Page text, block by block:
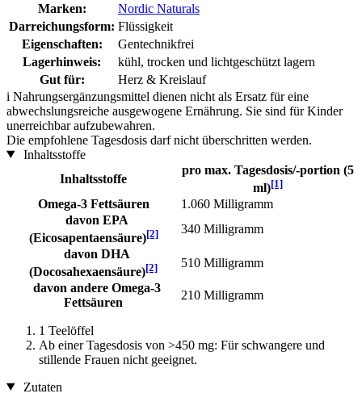
Marken:
Nordic Naturals
Darreichungsform: Flüssigkeit
Eigenschaften:
Gentechnikfrei
Lagerhinweis:
kühl, trocken und lichtgeschützt lagern
Gut für:
Herz & Kreislauf
i Nahrungsergänzungsmittel dienen nicht als Ersatz für eine
abwechslungsreiche ausgewogene Ernährung. Sie sind für Kinder
unerreichbar aufzubewahren.
Die empfohlene Tagesdosis darf nicht überschritten werden.
Inhaltsstoffe
Inhaltsstoffe
pro max. Tagesdosis/-portion (5
ml)[1]
Omega-3 Fettsäuren
1.060 Milligramm
davon EPA
(Eicosapentaensäure)[2]
340 Milligramm
davon DHA
(Docosahexaensäure)[2]
510 Milligramm
davon andere Omega-3
Fettsäuren
210 Milligramm
1 Teelöffel
Ab einer Tagesdosis von >450 mg: Für schwangere und
stillende Frauen nicht geeignet.
Zutaten